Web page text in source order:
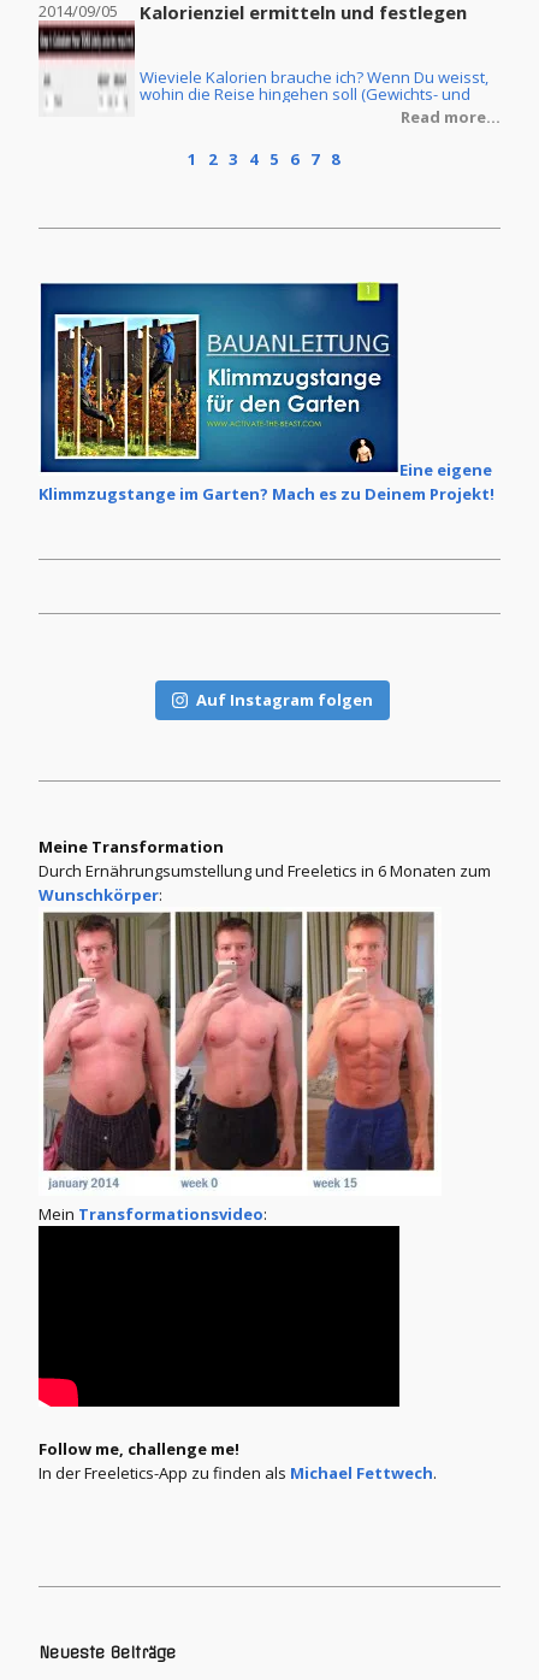
2014/09/05 Kalorienziel ermitteln und festlegen
Wieviele Kalorien brauche ich? Wenn Du weisst,
wohin die Reise hingehen soll (Gewichts- und
Körperfettreduzierung oder Masseaufbau) und
Du ebenfalls die Ernährungsform Deiner Wahl
Frage, wie Du denn Dein individuelles
Read more...
1 2 3 4 5 6 7 8
Eine eigene
Klimmzugstange im Garten? Mach es zu Deinem Projekt!
Auf Instagram folgen
Meine Transformation
Durch Ernährungsumstellung und Freeletics in 6 Monaten zum
Wunschkörper:
Mein Transformationsvideo:
Follow me, challenge me!
In der Freeletics-App zu finden als Michael Fettwech.
Neueste Beiträge